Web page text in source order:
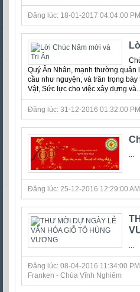
Đăng lúc: 18-01-2017 04:04:00
Quý Ân Nhân, mạnh thường
cầu như nguyện, và trân trọng
Vật, Sức lực cho việc xây dựng
Đăng lúc: 31-12-2016 01:32:00
Đăng lúc: 25-12-2016 12:29:00
Đăng lúc: 08-04-2016 11:34:00
Franken - Chùa Vĩnh Nghiêm